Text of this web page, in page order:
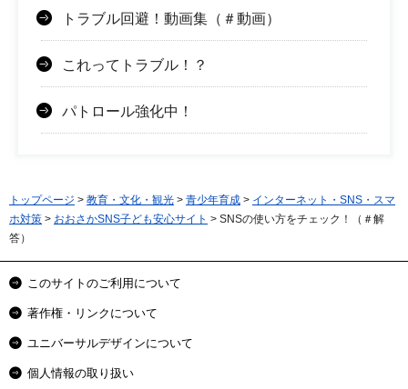
トラブル回避！動画集（＃動画）
これってトラブル！？
パトロール強化中！
トップページ > 教育・文化・観光 > 青少年育成 > インターネット・SNS・スマ
ホ対策 > おおさかSNS子ども安心サイト > SNSの使い方をチェック！（＃解
答）
このサイトのご利用について
著作権・リンクについて
ユニバーサルデザインについて
個人情報の取り扱い